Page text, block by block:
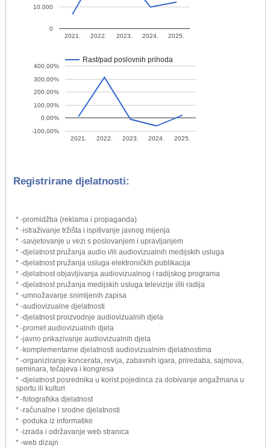
2021. 2022. 2023. 2024. 2025.
0
10.000
Rast/pad poslovnih prihoda
2021. 2022. 2023. 2024. 2025.
-100,00%
0,00%
100,00%
200,00%
300,00%
400,00%
Registrirane djelatnosti:
* -promidžba (reklama i propaganda)
* -istraživanje tržišta i ispitivanje javnog mijenja
* -savjetovanje u vezi s poslovanjem i upravljanjem
* -djelatnost pružanja audio i/ili audiovizualnih medijskih usluga
* -djelatnost pružanja usluga elektroničkih publikacija
* -djelatnost objavljivanja audiovizualnog i radijskog programa
* -djelatnost pružanja medijskih usluga televizije i/ili radija
* -umnožavanje snimljenih zapisa
* -audiovizualne djelatnosti
* -djelatnost proizvodnje audiovizualnih djela
* -promet audiovizualnih djela
* -javno prikazivanje audiovizualnih djela
* -komplementarne djelatnosti audiovizualnim djelatnostima
* -organiziranje koncerata, revija, zabavnih igara, priredaba, sajmova,
seminara, tečajeva i kongresa
* -djelatnost posrednika u korist pojedinca za dobivanje angažmana u
sportu ili kulturi
* -fotografska djelatnost
* -računalne i srodne djelatnosti
* -poduka iz informatike
* -izrada i održavanje web stranica
* -web dizajn